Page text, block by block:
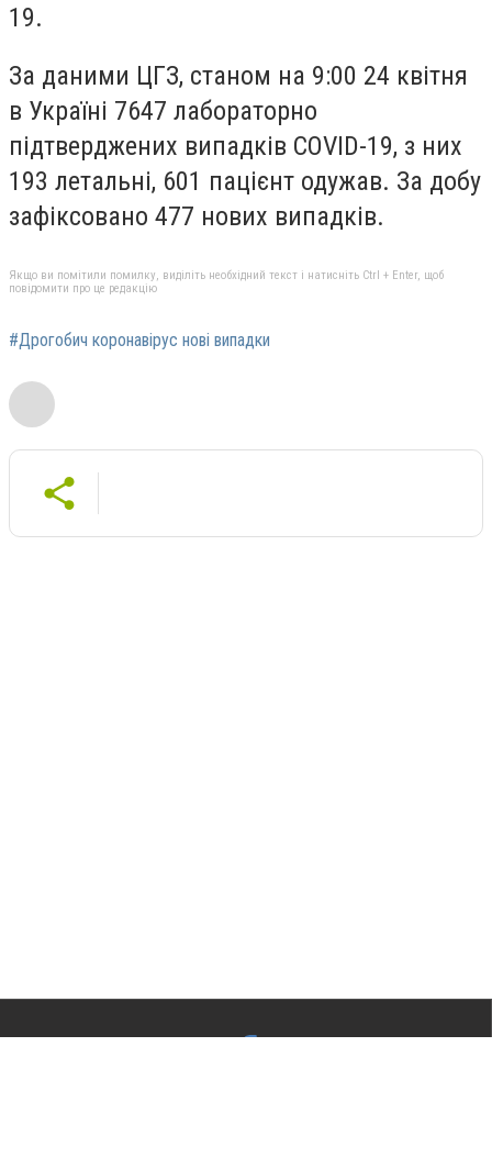
19.
За даними ЦГЗ, станом на 9:00 24 квітня
в Україні 7647 лабораторно
підтверджених випадків COVID-19, з них
193 летальні, 601 пацієнт одужав. За добу
зафіксовано 477 нових випадків.
Якщо ви помітили помилку, виділіть необхідний текст і натисніть Ctrl + Enter, щоб
повідомити про це редакцію
#Дрогобич коронавірус нові випадки